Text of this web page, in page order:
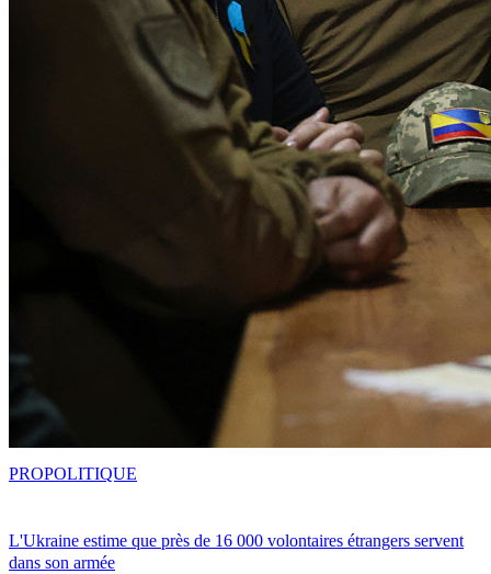
L'Ukraine estime que près de 16 000 volontaires étrangers servent
dans son armée
PROPOLITIQUE